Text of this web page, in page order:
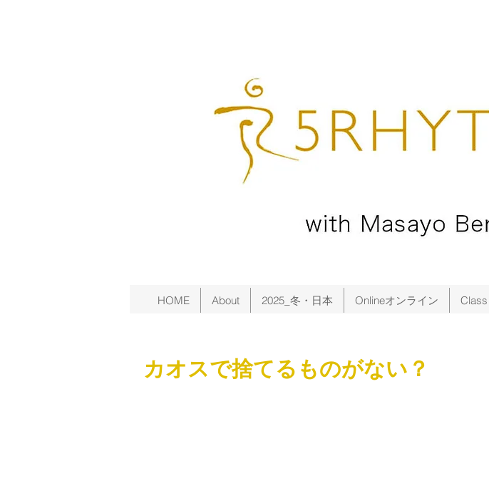
HOME About 2025_冬・日本 Onlineオンライン
カオスで捨てるものがない？